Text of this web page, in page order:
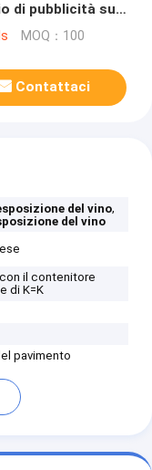
di pubblicità su
MOQ：100
Contattaci
del vino,
del vino
il contenitore
di K=K
pavimento